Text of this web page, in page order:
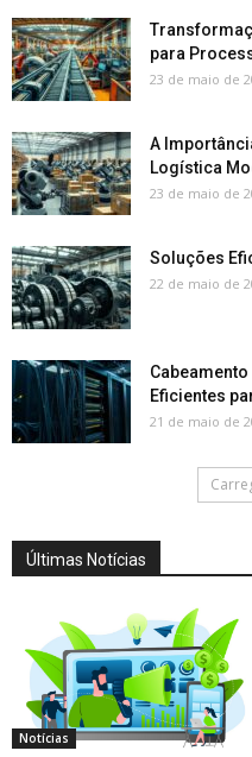
para
23 de maio de
A
Logística
23 de maio de
Soluções
22 de maio de
Eficientes
21 de maio de
Últimas Notícias
Notícias